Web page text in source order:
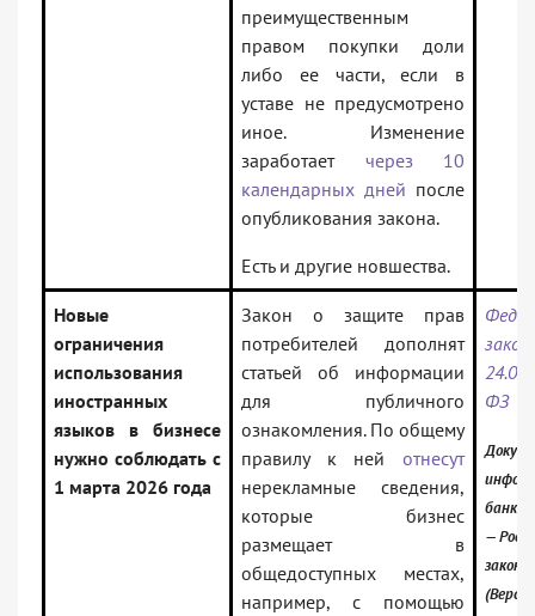
преимущественным
правом покупки доли
либо ее части, если в
уставе не предусмотрено
иное. Изменение
заработает через 10
календарных дней после
опубликования закона.
Есть и другие новшества.
Новые
ограничения
использования
иностранных
языков в бизнесе
нужно соблюдать с
1 марта 2026 года
Закон о защите прав
потребителей дополнят
статьей об информации
для публичного
ознакомления. По общему
правилу к ней отнесут
нерекламные сведения,
которые бизнес
размещает в
общедоступных местах,
например, с помощью
ФЗ
банк:
—